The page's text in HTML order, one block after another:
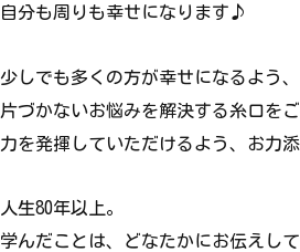
自分も周りも幸せになります♪
少しでも多くの方が幸せになるよう、
片づかないお悩みを解決する糸口を
力を発揮していただけるよう、お力
人生80年以上。
学んだことは、どなたかにお伝えして